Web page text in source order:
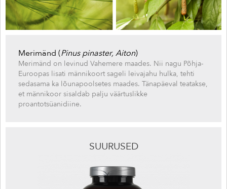
Merimänd (Pinus pinaster, Aiton)
Merimänd on levinud Vahemere maades. Nii nagu Põhja-
Euroopas lisati männikoort sageli leivajahu hulka, tehti
sedasama ka lõunapoolsetes maades. Tänapäeval teatakse,
et männikoor sisaldab palju väärtuslikke
proantotsüanidiine.
SUURUSED